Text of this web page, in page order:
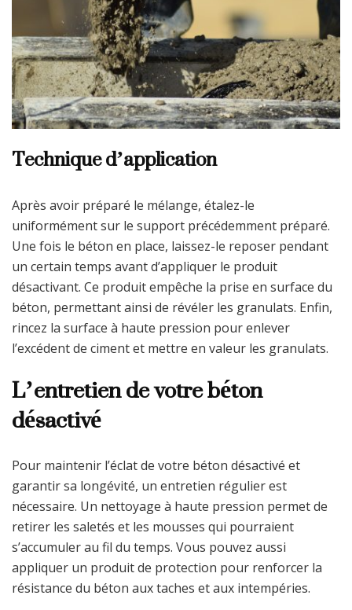
Technique d’application
Après avoir préparé le mélange, étalez-le
uniformément sur le support précédemment préparé.
Une fois le béton en place, laissez-le reposer pendant
un certain temps avant d’appliquer le produit
désactivant. Ce produit empêche la prise en surface du
béton, permettant ainsi de révéler les granulats. Enfin,
rincez la surface à haute pression pour enlever
l’excédent de ciment et mettre en valeur les granulats.
L’entretien de votre béton
désactivé
Pour maintenir l’éclat de votre béton désactivé et
garantir sa longévité, un entretien régulier est
nécessaire. Un nettoyage à haute pression permet de
retirer les saletés et les mousses qui pourraient
s’accumuler au fil du temps. Vous pouvez aussi
appliquer un produit de protection pour renforcer la
résistance du béton aux taches et aux intempéries.